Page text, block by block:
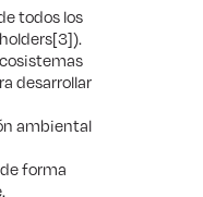
todos los
[3]).
desarrollar
ambiental
forma